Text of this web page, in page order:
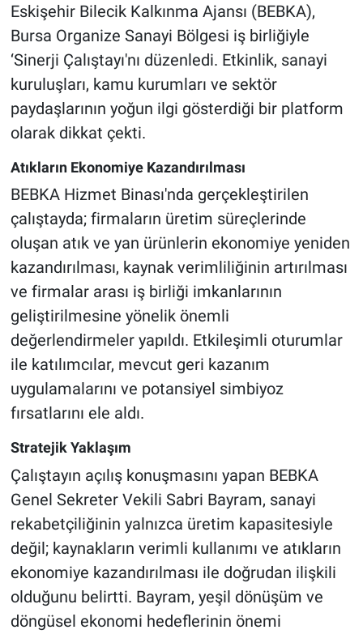
Eskişehir Bilecik Kalkınma Ajansı (BEBKA),
Bursa Organize Sanayi Bölgesi iş birliğiyle
‘Sinerji Çalıştayı'nı düzenledi. Etkinlik, sanayi
kuruluşları, kamu kurumları ve sektör
paydaşlarının yoğun ilgi gösterdiği bir platform
olarak dikkat çekti.
Atıkların Ekonomiye Kazandırılması
BEBKA Hizmet Binası'nda gerçekleştirilen
çalıştayda; firmaların üretim süreçlerinde
oluşan atık ve yan ürünlerin ekonomiye yeniden
kazandırılması, kaynak verimliliğinin artırılması
ve firmalar arası iş birliği imkanlarının
geliştirilmesine yönelik önemli
değerlendirmeler yapıldı. Etkileşimli oturumlar
ile katılımcılar, mevcut geri kazanım
uygulamalarını ve potansiyel simbiyoz
fırsatlarını ele aldı.
Stratejik Yaklaşım
Çalıştayın açılış konuşmasını yapan BEBKA
Genel Sekreter Vekili Sabri Bayram, sanayi
rekabetçiliğinin yalnızca üretim kapasitesiyle
değil; kaynakların verimli kullanımı ve atıkların
ekonomiye kazandırılması ile doğrudan ilişkili
olduğunu belirtti. Bayram, yeşil dönüşüm ve
döngüsel ekonomi hedeflerinin önemi